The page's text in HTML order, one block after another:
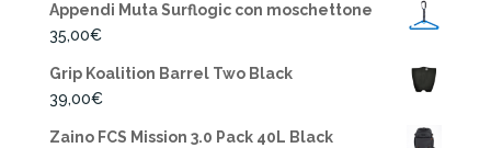
Appendi Muta Surflogic con moschettone
35,00€
Grip Koalition Barrel Two Black
39,00€
Zaino FCS Mission 3.0 Pack 40L Black